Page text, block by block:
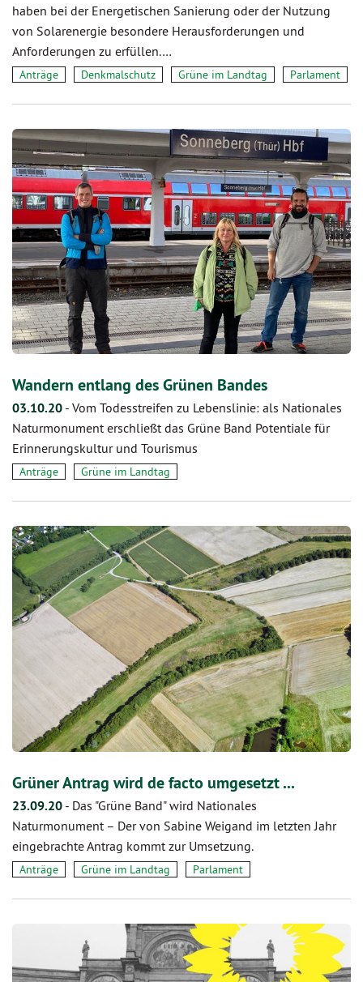
haben bei der Energetischen Sanierung oder der Nutzung
von Solarenergie besondere Herausforderungen und
Anforderungen zu erfüllen.…
Anträge Denkmalschutz Grüne im Landtag Parlament
Wandern entlang des Grünen Bandes
03.10.20 - Vom Todesstreifen zu Lebenslinie: als Nationales
Naturmonument erschließt das Grüne Band Potentiale für
Erinnerungskultur und Tourismus
Anträge Grüne im Landtag
Grüner Antrag wird de facto umgesetzt ...
23.09.20 - Das "Grüne Band" wird Nationales
Naturmonument – Der von Sabine Weigand im letzten Jahr
eingebrachte Antrag kommt zur Umsetzung.
Anträge Grüne im Landtag Parlament